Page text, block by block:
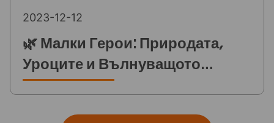
2023-12-12
🌿 Малки Герои: Природата,
Уроците и Вълнуващото
Преживяване на Децата